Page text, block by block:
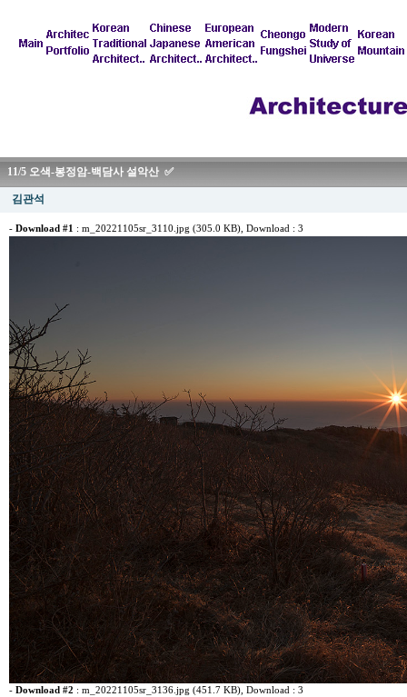
11/5 오색-봉정암-백담사 설악산 ✅
김관석
- Download #1 : m_20221105sr_3110.jpg (305.0 KB) , Download : 3
- Download #2 : m_20221105sr_3136.jpg (451.7 KB), Download : 3